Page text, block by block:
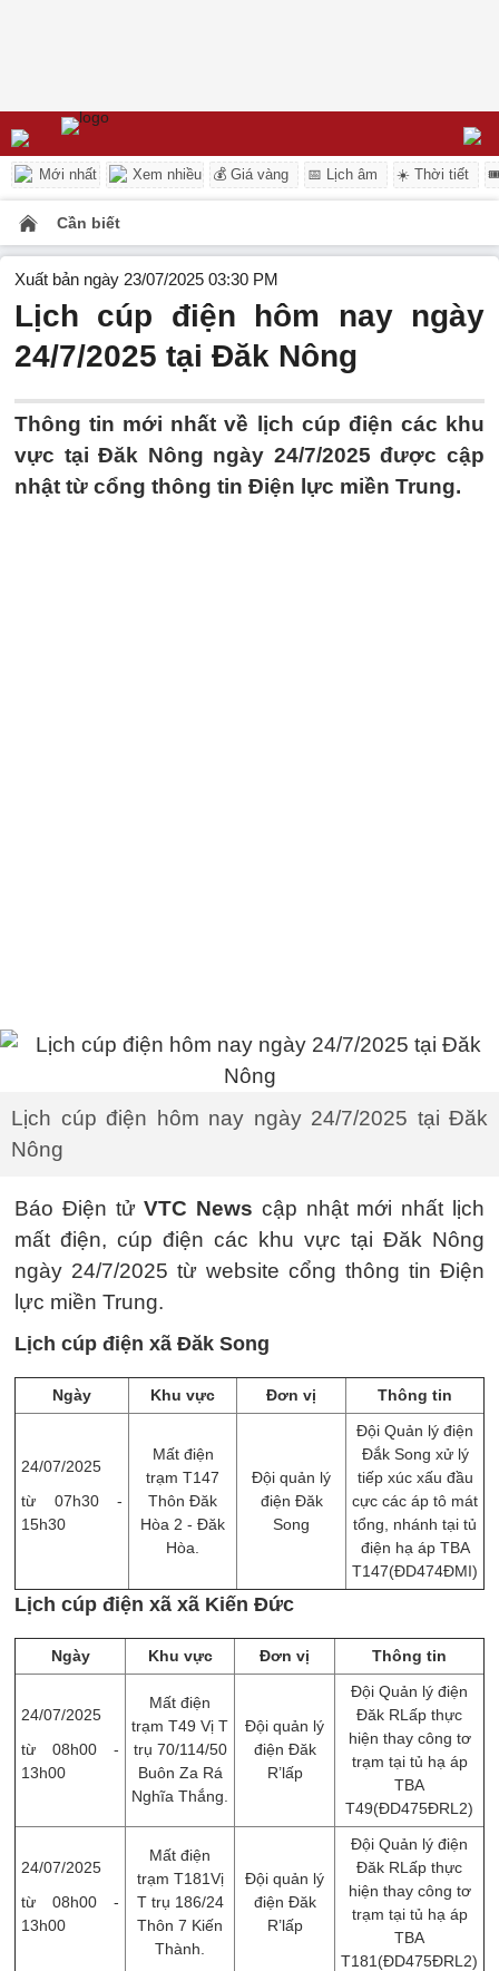
Mới nhất Xem nhiều 💰 Giá vàng 📅 Lịch âm ☀️ Thời tiết
Cần biết
Xuất bản ngày 23/07/2025 03:30 PM
Lịch cúp điện hôm nay ngày
24/7/2025 tại Đăk Nông
Thông tin mới nhất về lịch cúp điện các khu
vực tại Đăk Nông ngày 24/7/2025 được cập
nhật từ cổng thông tin Điện lực miền Trung.
Lịch cúp điện hôm nay ngày 24/7/2025 tại Đăk
Nông
Báo Điện tửVTC News cập nhật mới nhất lịch
mất điện, cúp điện các khu vực tại Đăk Nông
ngày 24/7/2025 từ website cổng thông tin Điện
lực miền Trung.
Lịch cúp điện xã Đăk Song
Ngày Khu vực Đơn vị Thông tin
24/07/2025
từ 07h30 -
15h30
Mất điện
trạm T147
Thôn Đăk
Hòa 2 - Đăk
Hòa.
Đội quản lý
điện Đăk
Song
Đội Quản lý điện
Đắk Song xử lý
tiếp xúc xấu đầu
cực các áp tô mát
tổng, nhánh tại tủ
điện hạ áp TBA
T147(ĐD474ĐMI)
Lịch cúp điện xã xã Kiến Đức
Ngày Khu vực Đơn vị Thông tin
24/07/2025
từ 08h00 -
13h00
Mất điện
trạm T49 Vị T
trụ 70/114/50
Buôn Za Rá
Nghĩa Thắng.
Đội quản lý
điện Đăk
R’lấp
Đội Quản lý điện
Đăk RLấp thực
hiện thay công tơ
trạm tại tủ hạ áp
TBA
T49(ĐD475ĐRL2)
24/07/2025
từ 08h00 -
13h00
Mất điện
trạm T181Vị
T trụ 186/24
Thôn 7 Kiến
Thành.
Đội quản lý
điện Đăk
R’lấp
Đội Quản lý điện
Đăk RLấp thực
hiện thay công tơ
trạm tại tủ hạ áp
TBA
T181(ĐD475ĐRL2)